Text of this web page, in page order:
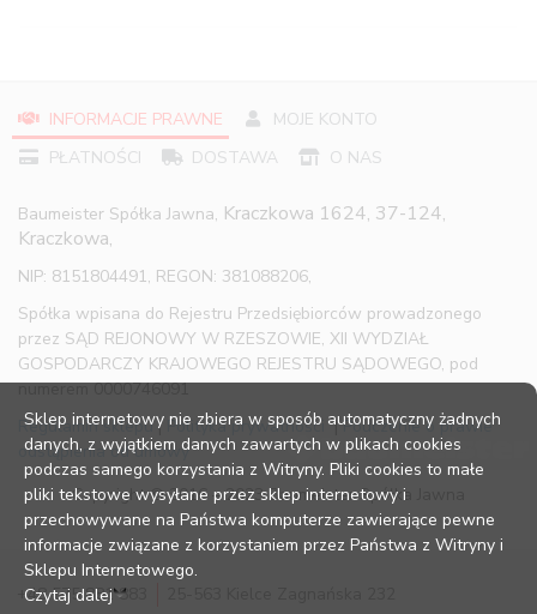
INFORMACJE PRAWNE
MOJE KONTO
PŁATNOŚCI
DOSTAWA O NAS
Baumeister Spółka Jawna, Kraczkowa 1624, 37-124,
Kraczkowa,
NIP: 8151804491, REGON: 381088206,
Spółka wpisana do Rejestru Przedsiębiorców prowadzonego
przez SĄD REJONOWY W RZESZOWIE, XII WYDZIAŁ
GOSPODARCZY KRAJOWEGO REJESTRU SĄDOWEGO, pod
numerem 0000746091
Regulamin sklepu| Polityka prywatności |Pouczenie o prawie
odstąpienia od umowy
Copyright © 2016 – 2023 Baumeister Spółka Jawna
+48 575 881 883
Sklep internetowy nie zbiera w sposób automatyczny żadnych
danych, z wyjątkiem danych zawartych w plikach cookies
podczas samego korzystania z Witryny. Pliki cookies to małe
pliki tekstowe wysyłane przez sklep internetowy i
przechowywane na Państwa komputerze zawierające pewne
informacje związane z korzystaniem przez Państwa z Witryny i
Sklepu Internetowego.
Czytaj dalej